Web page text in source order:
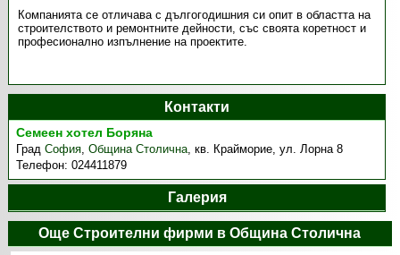
Компанията се отличава с дългогодишния си опит в областта на
строителството и ремонтните дейности, със своята коретност и
професионално изпълнение на проектите.
Контакти
Семеен хотел Боряна
ГрадСофия,Община Столична,кв. Крайморие, ул. Лорна 8
Телефон:024411879
Галерия
Още Строителни фирми в Община Столична